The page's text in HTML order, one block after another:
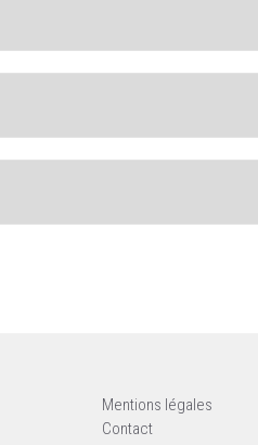
Mentions légales
Contact